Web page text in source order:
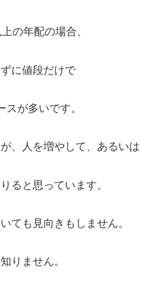
の年配の場合、
に値段だけで
が多いです。
、人を増やして、あるいは
ると思っています。
ても見向きもしません。
りません。